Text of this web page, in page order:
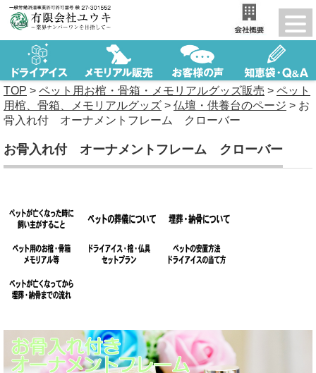
TOP > ペット用お棺・骨箱・メモリアルグッズ販売 > ペット
用棺、骨箱、メモリアルグッズ > 仏壇・供養台のページ > お
骨入れ付 オーナメントフレーム クローバー
お骨入れ付 オーナメントフレーム クローバー